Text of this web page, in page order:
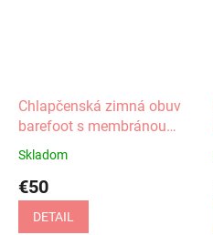
Chlapčenská zimná obuv
barefoot s membránou
Daryk navy Protetika
Skladom
€50
DETAIL